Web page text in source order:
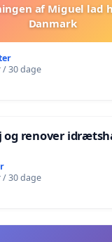
af Miguel lad
Danmark
30 dage
og renover
30 dage